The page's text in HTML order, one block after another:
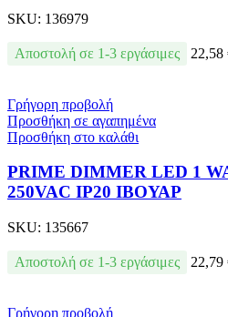
SKU: 136979
Αποστολή σε 1-3 εργάσιμες 22,58
Γρήγορη προβολή
Προσθήκη σε αγαπημένα
Προσθήκη στο καλάθι
PRIME DIMMER LED 1
250VAC IP20 ΙΒΟΥΑΡ
SKU: 135667
Αποστολή σε 1-3 εργάσιμες 22,79
Γρήγορη προβολή